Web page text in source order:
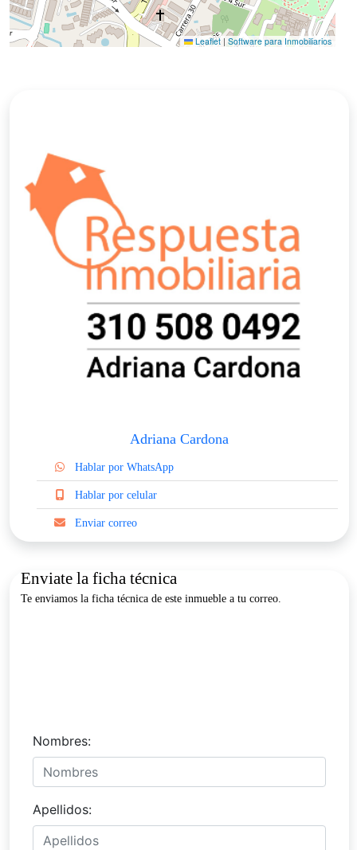
Adriana Cardona
Hablar por WhatsApp
Hablar por celular
Enviar correo
Enviate la ficha técnica
Te enviamos la ficha técnica de este inmueble a tu correo.